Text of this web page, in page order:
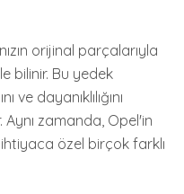
orijinal parçalarıyla
bilinir. Bu yedek
ve dayanıklılığını
zamanda, Opel'in
özel birçok farklı